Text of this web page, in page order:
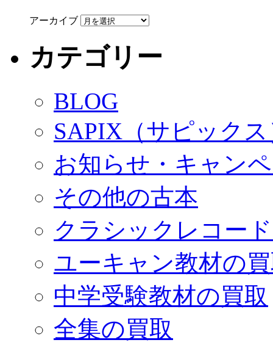
アーカイブ
カテゴリー
BLOG
SAPIX（サピック
お知らせ・キャン
その他の古本
クラシックレコー
ユーキャン教材の
中学受験教材の買取
全集の買取